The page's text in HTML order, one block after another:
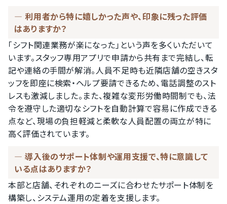
利用者から特に嬉しかった声や、印象に残った評価
はありますか？
「シフト関連業務が楽になった」という声を多くいただいて
います。スタッフ専用アプリで申請から共有まで完結し、転
記や連絡の手間が解消。人員不足時も近隣店舗の空きスタ
ッフを即座に検索・ヘルプ要請できるため、電話調整のスト
レスも激減しました。また、複雑な変形労働時間制でも、法
令を遵守した適切なシフトを自動計算で容易に作成できる
点など、現場の負担軽減と柔軟な人員配置の両立が特に
高く評価されています。
導入後のサポート体制や運用支援で、特に意識して
いる点はありますか？
本部と店舗、それぞれのニーズに合わせたサポート体制を
構築し、システム運用の定着を支援します。